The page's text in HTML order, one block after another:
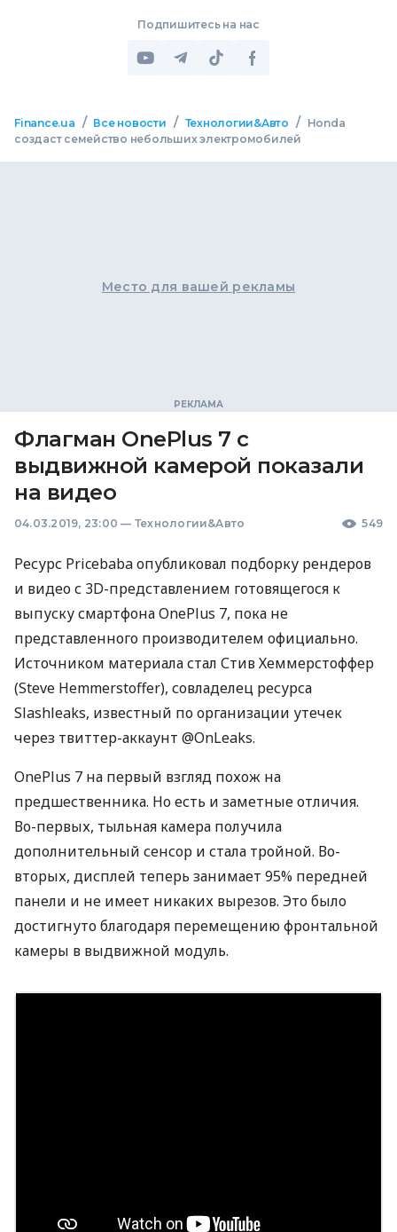
Подпишитесь на нас
Finance.ua / Все новости / Технологии&Авто /
Honda
создаст семейство небольших электромобилей
Место для вашей рекламы
Флагман OnePlus 7 с
выдвижной камерой показали
на видео
04.03.2019, 23:00 — Технологии&Авто 549
Ресурс Pricebaba опубликовал подборку рендеров
и видео с 3D-представлением готовящегося к
выпуску смартфона OnePlus 7, пока не
представленного производителем официально.
Источником материала стал Стив Хеммерстоффер
(Steve Hemmerstoffer), совладелец ресурса
Slashleaks, известный по организации утечек
через твиттер-аккаунт @OnLeaks.
OnePlus 7 на первый взгляд похож на
предшественника. Но есть и заметные отличия.
Во-первых, тыльная камера получила
дополнительный сенсор и стала тройной. Во-
вторых, дисплей теперь занимает 95% передней
панели и не имеет никаких вырезов. Это было
достигнуто благодаря перемещению фронтальной
камеры в выдвижной модуль.